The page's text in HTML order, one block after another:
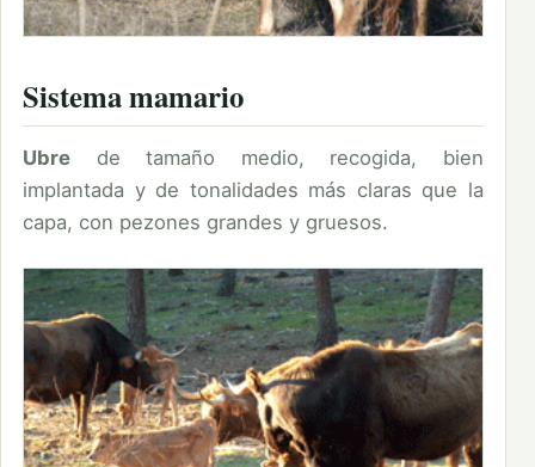
Sistema mamario
Ubre de tamaño medio, recogida, bien
implantada y de tonalidades más claras que la
capa, con pezones grandes y gruesos.